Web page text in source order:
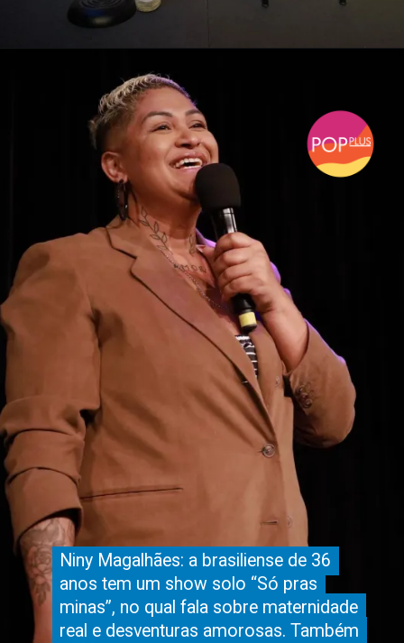
Niny Magalhães: a brasiliense de 36
anos tem um show solo “Só pras
minas”, no qual fala sobre maternidade
real e desventuras amorosas. Também
Niny Magalhães: a brasiliense de 36
anos tem um show solo “Só pras
minas”, no qual fala sobre maternidade
real e desventuras amorosas. Também